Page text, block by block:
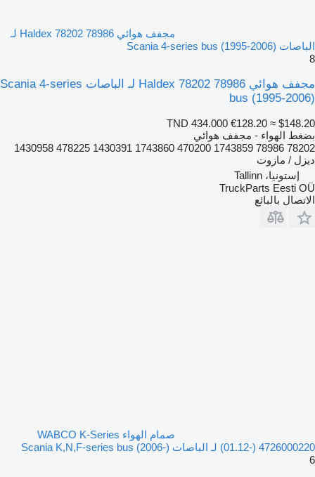
مجفف هوائي Haldex 78202 78986 لـ
الباصات Scania 4-series bus (1995-2006)
8
مجفف هوائي Haldex 78202 78986 لـ الباصات Scania 4-series
bus (1995-2006)
TND 434.000 €128.20 ≈ $148.20
بضغط الهواء - مجفف هوائي
78202 78986 1743859 470200 1743860 1430391 478225 1430958
ديزل / مازوت
إستونيا، Tallinn
TruckParts Eesti OÜ
الاتصال بالبائع
صمام الهواء WABCO K-Series
(01.12-) 4726000220 لـ الباصات Scania K,N,F-series bus (2006-)
6